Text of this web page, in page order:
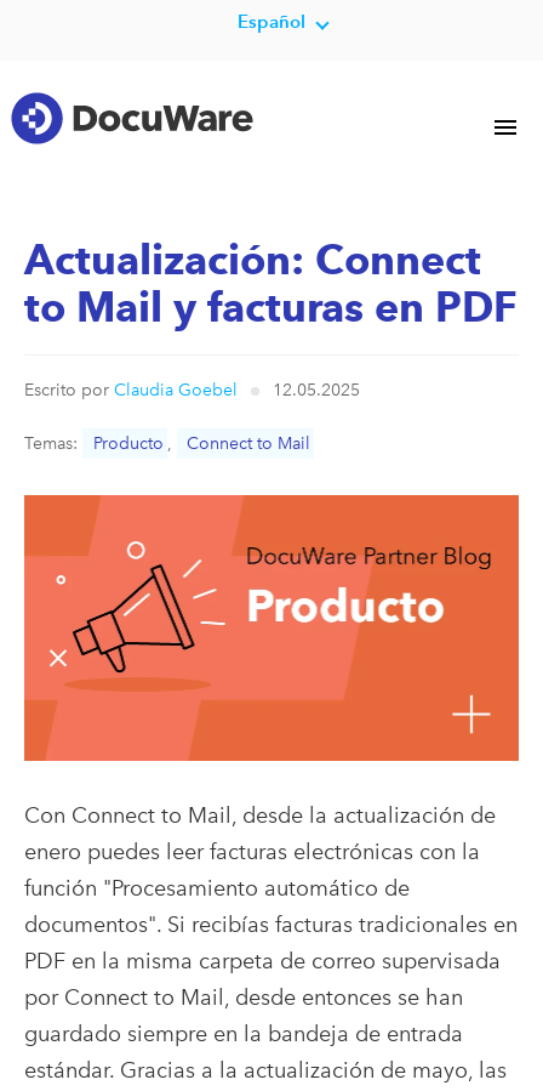
Español
Actualización: Connect
to Mail y facturas en PDF
Escrito por Claudia Goebel 12.05.2025
Temas: Producto , Connect to Mail
Con Connect to Mail, desde la actualización de
enero puedes leer facturas electrónicas con la
función "Procesamiento automático de
documentos". Si recibías facturas tradicionales en
PDF en la misma carpeta de correo supervisada
por Connect to Mail, desde entonces se han
guardado siempre en la bandeja de entrada
estándar. Gracias a la actualización de mayo, las